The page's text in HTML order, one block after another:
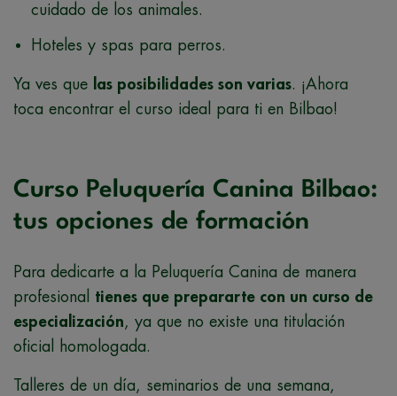
cuidado de los animales.
Hoteles y spas para perros.
Ya ves que las posibilidades son varias. ¡Ahora
toca encontrar el curso ideal para ti en Bilbao!
Curso Peluquería Canina Bilbao:
tus opciones de formación
Para dedicarte a la Peluquería Canina de manera
profesional tienes que prepararte con un curso de
especialización, ya que no existe una titulación
oficial homologada.
Talleres de un día, seminarios de una semana,